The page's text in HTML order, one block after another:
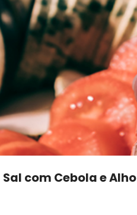
Sal com Cebola e Alho